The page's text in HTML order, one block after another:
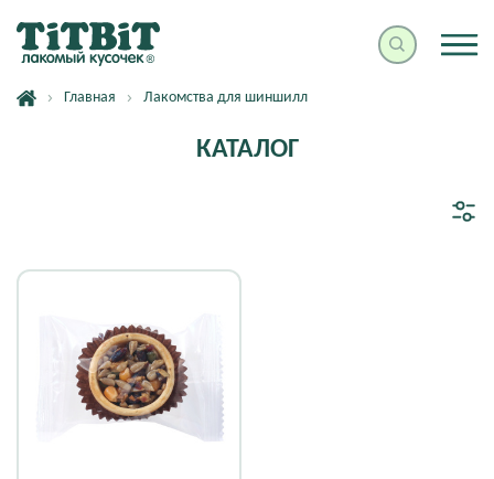
Главная Лакомства для шиншилл
КАТАЛОГ